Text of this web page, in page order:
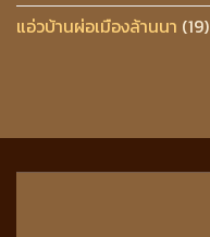
แอ่วบ้านผ่อเมืองล้านนา (19)